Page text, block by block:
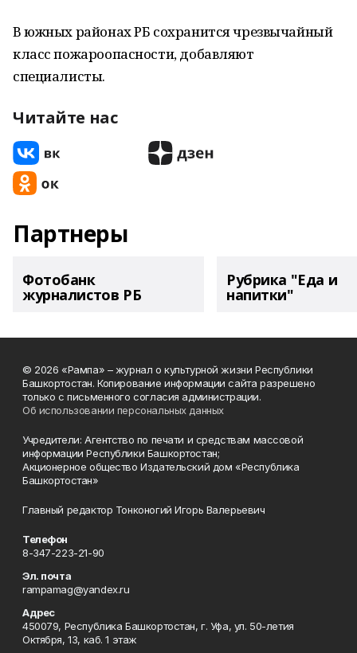
В южных районах РБ сохранится чрезвычайный
класс пожароопасности, добавляют
специалисты.
Читайте нас
Партнеры
Фотобанк
журналистов РБ
Рубрика "Еда и
напитки"
© 2026 «Рампа» – журнал о культурной жизни Республики
Башкортостан. Копирование информации сайта разрешено
только с письменного согласия администрации.
Об использовании персональных данных
Учредители: Агентство по печати и средствам массовой
информации Республики Башкортостан;
Акционерное общество Издательский дом «Республика
Башкортостан»
Главный редактор Тонконогий Игорь Валерьевич
Телефон
8-347-223-21-90
Эл. почта
rampamag@yandex.ru
Адрес
450079, Республика Башкортостан, г. Уфа, ул. 50-летия
Октября, 13, каб. 1 этаж